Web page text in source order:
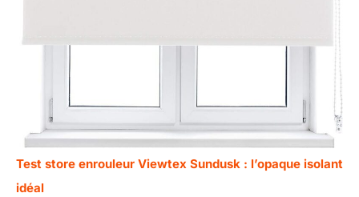
Test store enrouleur Viewtex Sundusk : l’opaque isolant
idéal